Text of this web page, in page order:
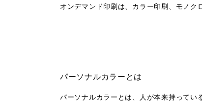
オンデマンド印刷は、カラー印刷、モノク
パーソナルカラーとは
パーソナルカラーとは、人が本来持って